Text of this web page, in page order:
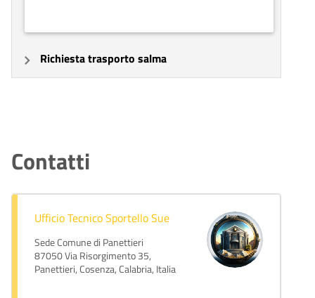
Richiesta trasporto salma
Contatti
Ufficio Tecnico Sportello Sue
Sede Comune di Panettieri
87050 Via Risorgimento 35,
Panettieri, Cosenza, Calabria, Italia